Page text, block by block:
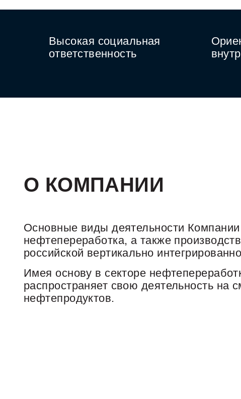
Высокая социальная
ответственность
О КОМПАНИИ
Основные виды деятельности
нефтепереработка, а также
российской вертикально
Имея основу в секторе
распространяет свою деятельность на
нефтепродуктов.